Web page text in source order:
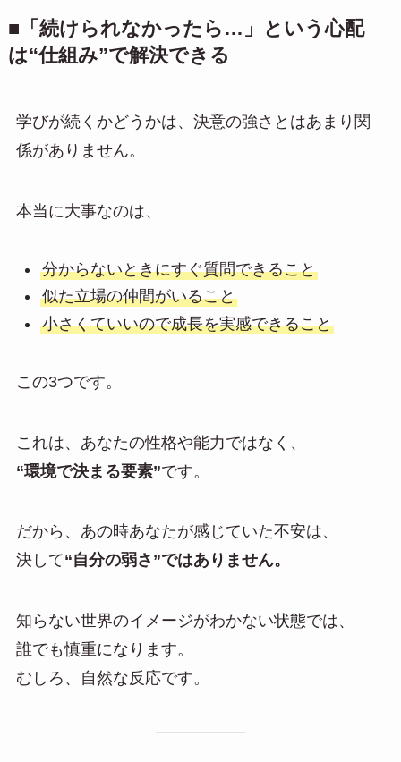
■「続けられなかったら…」という心配
は“仕組み”で解決できる
学びが続くかどうかは、決意の強さとはあまり関
係がありません。
本当に大事なのは、
分からないときにすぐ質問できること
似た立場の仲間がいること
小さくていいので成長を実感できること
この3つです。
これは、あなたの性格や能力ではなく、
“環境で決まる要素”です。
だから、あの時あなたが感じていた不安は、
決して“自分の弱さ”ではありません。
知らない世界のイメージがわかない状態では、
誰でも慎重になります。
むしろ、自然な反応です。